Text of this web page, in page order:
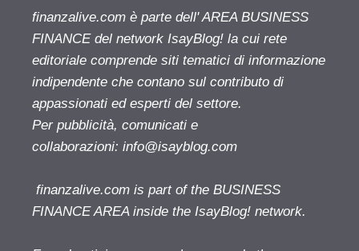
finanzalive.com è parte dell' AREA BUSINESS
FINANCE del network IsayBlog! la cui rete
editoriale comprende siti tematici di informazione
indipendente che contano sul contributo di
appassionati ed esperti del settore.
Per pubblicità, comunicati e
collaborazioni: info@isayblog.com
finanzalive.com is part of the BUSINESS
FINANCE AREA inside the IsayBlog! network.